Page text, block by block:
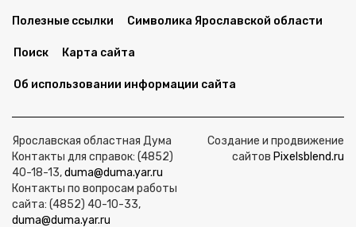
Полезные ссылки Символика Ярославской области
Поиск Карта сайта
Об использовании информации сайта
Ярославская областная Дума
Контакты для справок: (4852)
40-18-13,duma@duma.yar.ru
Контакты по вопросам работы
сайта: (4852) 40-10-33,
duma@duma.yar.ru
Создание и продвижение
сайтов Pixelsblend.ru